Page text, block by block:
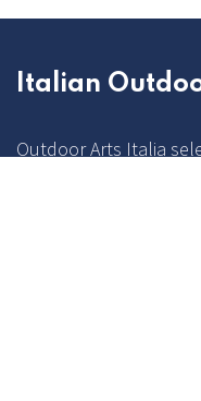
Italian
Outdoor Arts Italia